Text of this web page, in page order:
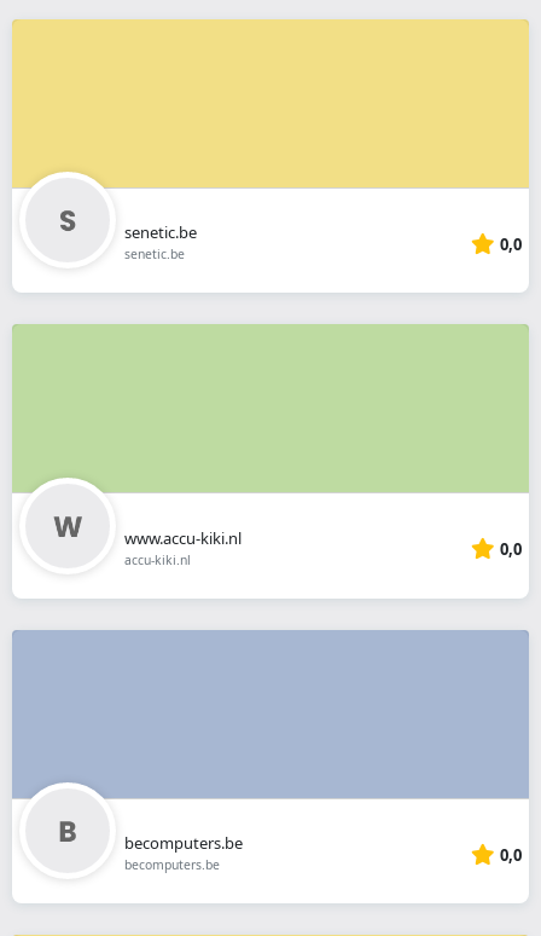
senetic.be
senetic.be 0,0
www.accu-kiki.nl
accu-kiki.nl 0,0
becomputers.be
becomputers.be 0,0